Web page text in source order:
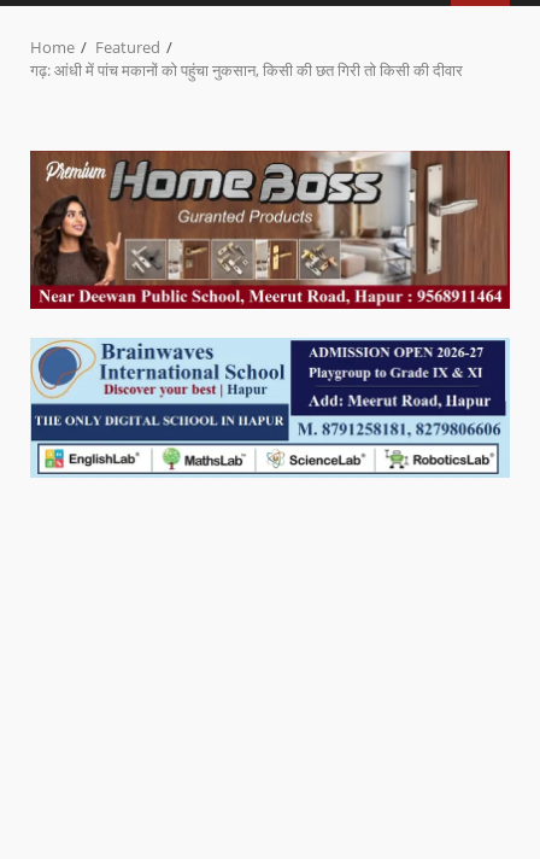
Home
Featured
गढ़: आंधी में पांच मकानों को पहुंचा नुकसान, किसी की छत गिरी तो किसी की दीवार